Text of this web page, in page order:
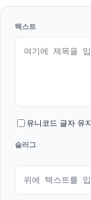
텍스트
유니코드 글자 유지
슬러그
위에 텍스트를